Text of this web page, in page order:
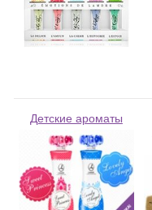
Детские ароматы